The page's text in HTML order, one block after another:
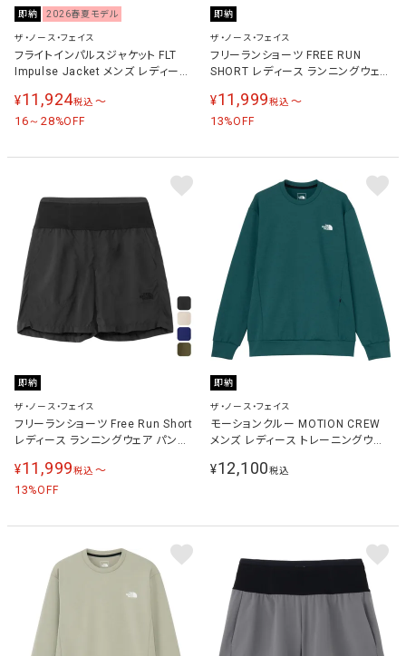
即納 2026春夏モデル
ザ・ノース・フェイス
フライトインパルスジャケット FLT
Impulse Jacket メンズ レディース
¥11,924税込 〜
16～28%OFF
即納
ザ・ノース・フェイス
フリーランショーツ FREE RUN
SHORT レディース ランニングウェア
BB
¥11,999税込 〜
13%OFF
即納
ザ・ノース・フェイス
フリーランショーツ Free Run Short
レディース ランニングウェア パンツ
¥11,999税込 〜
13%OFF
即納
ザ・ノース・フェイス
モーションクルー MOTION CREW
メンズ レディース トレーニングウェ
NT32496 PT
¥12,100税込